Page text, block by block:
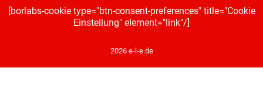
[borlabs-cookie type="btn-consent-preferences" title="Cookie
Einstellung" element="link"/]
2026 e-l-e.de